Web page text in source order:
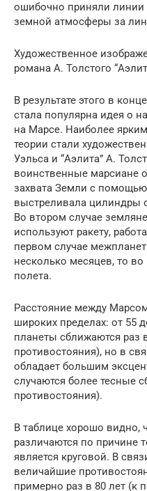
ошибочно приняли линии
земной атмосферы за
Художественное
романа А. Толстого
В результате этого в
стала популярна идея о
на Марсе. Наиболее
теории стали
Уэльса и “Аэлита” А.
воинственные марсиане
захвата Земли с помощью
выстреливала цилиндры
Во втором случае
используют ракету,
первом случае
несколько месяцев, то во
полета.
Расстояние между
широких пределах: от 55
планеты сближаются раз
противостояния), но в
обладает большим
случаются более тесные
противостояния).
В таблице хорошо видно,
различаются по причине
является круговой. В
величайшие
примерно раз в 80 лет (к